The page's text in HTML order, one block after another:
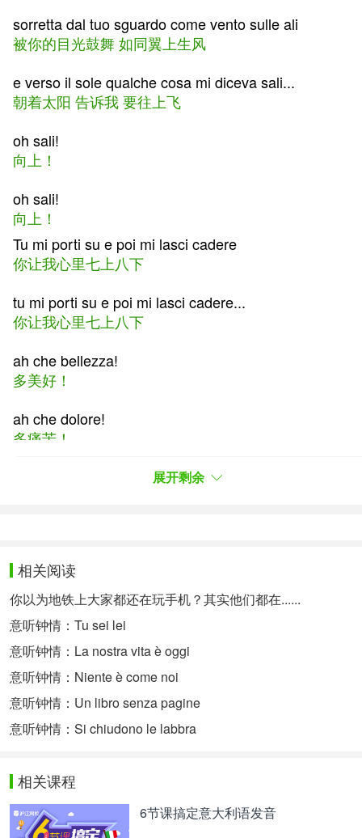
sorretta dal tuo sguardo come vento sulle ali
被你的目光鼓舞 如同翼上生风
e verso il sole qualche cosa mi diceva sali...
朝着太阳 告诉我 要往上飞
oh sali!
向上！
oh sali!
向上！
Tu mi porti su e poi mi lasci cadere
你让我心里七上八下
tu mi porti su e poi mi lasci cadere...
你让我心里七上八下
ah che bellezza!
多美好！
ah che dolore!
多痛苦！
ah che bellezza!
多美好！
ah che dolore!
多痛苦！
così che va la vita, così che va l'amore...
生活如此，爱情如此...
innamorata
当有一天 所有人都说我们是相爱的一对
ho visto nei tuoi gesti il sospetto di non esser
展开剩余
相关阅读
你以为地铁上大家都还在玩手机？其实他们都在......
意听钟情：Tu sei lei
意听钟情：La nostra vita è oggi
意听钟情：Niente è come noi
意听钟情：Un libro senza pagine
意听钟情：Si chiudono le labbra
相关课程
6节课搞定意大利语发音